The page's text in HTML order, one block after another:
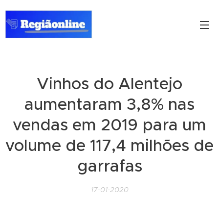
Vinhos do Alentejo
aumentaram 3,8% nas
vendas em 2019 para um
volume de 117,4 milhões de
garrafas
17-01-2020